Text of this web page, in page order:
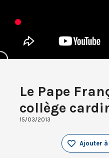
Le Pape
collège
15/03/2013
Ajouter